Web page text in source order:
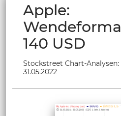
Apple:
140 USD
Stockstreet Chart-
31.05.2022